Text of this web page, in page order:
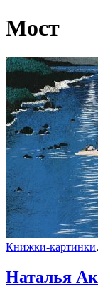
Мост
Книжки-картинки,
Наталья